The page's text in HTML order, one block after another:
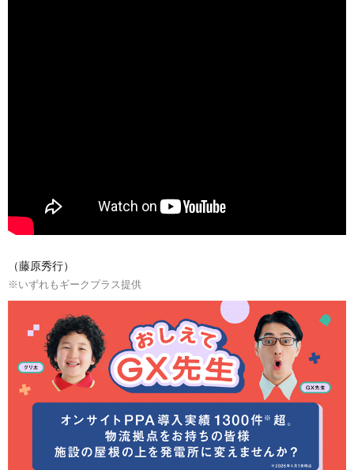
（藤原秀行）
※いずれもギークプラス提供